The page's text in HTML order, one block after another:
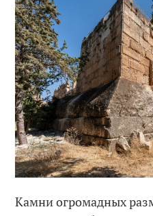
Камни огромадных